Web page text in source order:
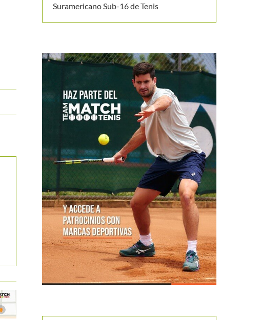
Suramericano Sub-16 de Tenis